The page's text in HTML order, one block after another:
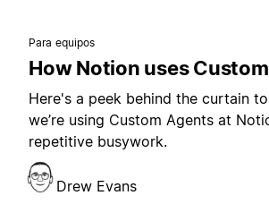
Para equipos
How Notion uses
Here's a peek behind the curtain
we’re using Custom Agents at
repetitive busywork.
Drew Evans